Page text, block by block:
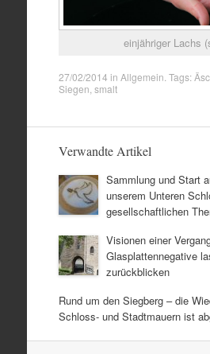
einjähriger Lachs
27/02/2014 in Allgemein . Tags:
Siegen smalt
Verwandte Artikel
Sammlung und Start
unserem Unteren
gesellschaftlichen
Visionen einer
Glasplattennegative
zurückblicken
Rund um den Siegberg – die
Schloss- und Stadtmauern ist